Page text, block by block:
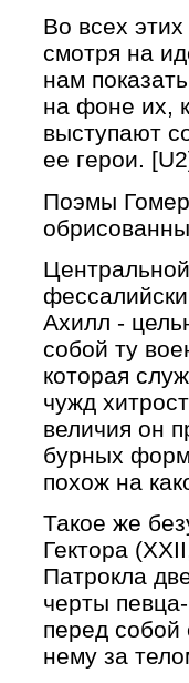
Во всех
смотря на
нам
на фоне их,
выступают
ее герои.
Поэмы
Ахилл -
собой ту
которая
чужд
величия он
бурных
похож на
Такое же
Гектора
Патрокла
черты
перед
нему за